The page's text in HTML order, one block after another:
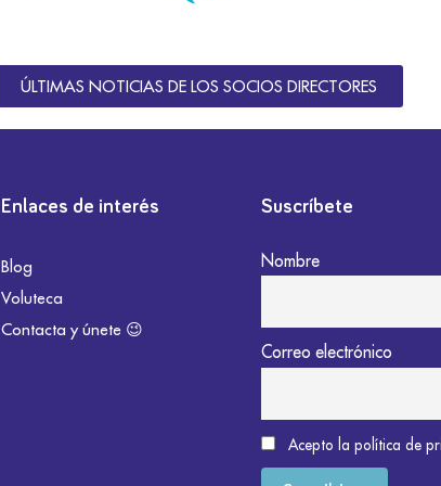
ÚLTIMAS NOTICIAS DE LOS SOCIOS DIRECTORES
Enlaces de interés
Blog
Voluteca
Contacta y únete 😉
Suscríbete
Nombre
Correo electrónico
Acepto la política de